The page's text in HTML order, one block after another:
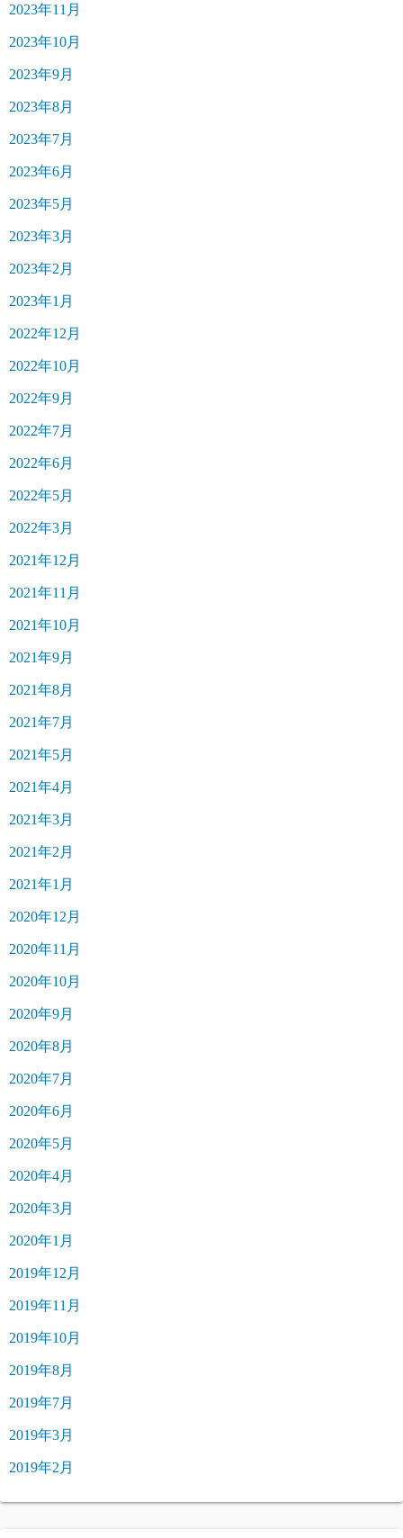
2023年11月
2023年10月
2023年9月
2023年8月
2023年7月
2023年6月
2023年5月
2023年3月
2023年2月
2023年1月
2022年12月
2022年10月
2022年9月
2022年7月
2022年6月
2022年5月
2022年3月
2021年12月
2021年11月
2021年10月
2021年9月
2021年8月
2021年7月
2021年5月
2021年4月
2021年3月
2021年2月
2021年1月
2020年12月
2020年11月
2020年10月
2020年9月
2020年8月
2020年7月
2020年6月
2020年5月
2020年4月
2020年3月
2020年1月
2019年12月
2019年11月
2019年10月
2019年8月
2019年7月
2019年3月
2019年2月